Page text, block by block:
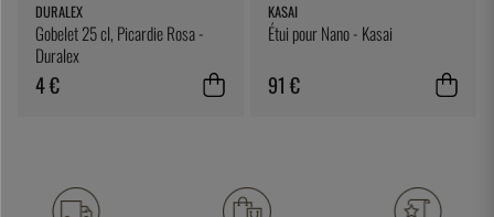
DURALEX
Gobelet 25 cl, Picardie Rosa -
Duralex
4 €
KASAI
Étui pour Nano - Kasai
91 €